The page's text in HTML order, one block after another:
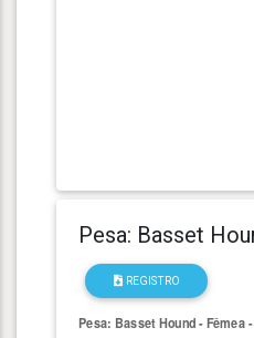
Pesa: Basset
REGISTRO